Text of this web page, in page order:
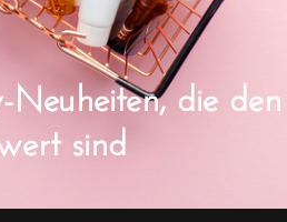
Neuheiten, die den
sind